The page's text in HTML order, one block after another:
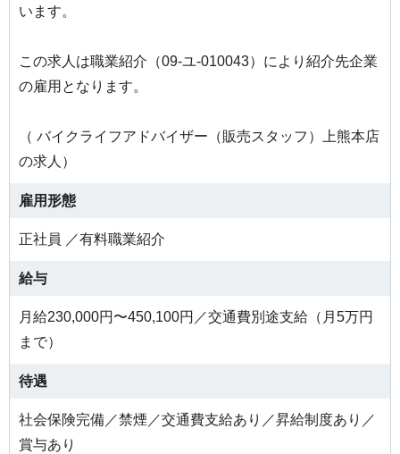
います。
この求人は職業紹介（09-ユ-010043）により紹介先企業
の雇用となります。
（ バイクライフアドバイザー（販売スタッフ）上熊本店
の求人）
雇用形態
正社員 ／有料職業紹介
給与
月給230,000円〜450,100円／交通費別途支給（月5万円
まで）
待遇
社会保険完備／禁煙／交通費支給あり／昇給制度あり／
賞与あり